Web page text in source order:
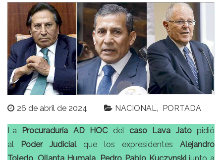
26 de abril de 2024 NACIONAL PORTADA
La Procuraduría AD HOC del caso Lava Jatopidió
al
Poder Judicialque los expresidentes Alejandro